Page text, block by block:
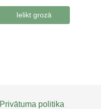
Ielikt grozā
Privātuma politika